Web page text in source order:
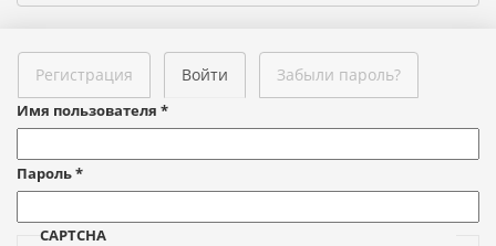
Регистрация Войти Забыли пароль?
Имя пользователя *
Пароль*
CAPTCHA